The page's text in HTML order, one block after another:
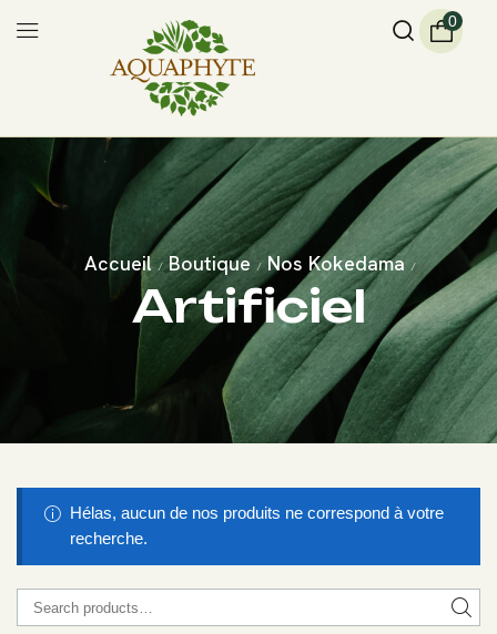
0
Accueil / Boutique / Nos Kokedama /
Artificiel
Hélas, aucun de nos produits ne correspond à votre
recherche.